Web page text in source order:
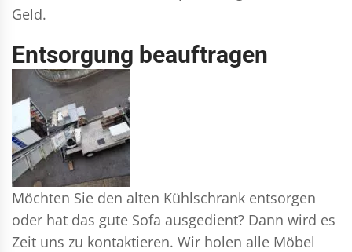
Geld.
Entsorgung beauftragen
Möchten Sie den alten Kühlschrank entsorgen
oder hat das gute Sofa ausgedient? Dann wird es
Zeit uns zu kontaktieren. Wir holen alle Möbel